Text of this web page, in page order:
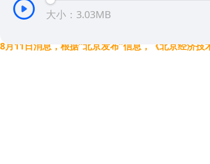
大小：3.03MB
8月11日消息，根据“北京发布”信息，《北京经济